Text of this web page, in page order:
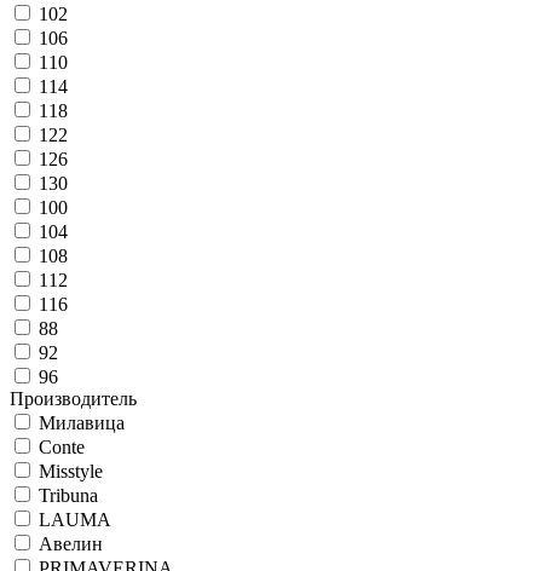
102
106
110
114
118
122
126
130
100
104
108
112
116
88
92
96
Производитель
Милавица
Conte
Misstyle
Tribuna
LAUMA
Авелин